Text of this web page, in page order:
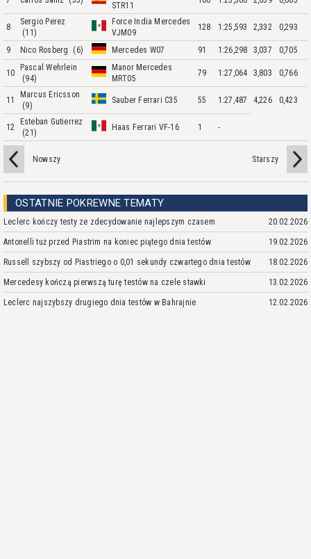
STR11
8
Sergio Perez
(11)
Force India Mercedes
VJM09
128 1:25,593 2,332 0,293
9 Nico Rosberg (6) Mercedes W07 91 1:26,298 3,037 0,705
10
Pascal Wehrlein
(94)
Manor Mercedes
MRT05
79 1:27,064 3,803 0,766
11
Marcus Ericsson
(9)
Sauber Ferrari C35 55 1:27,487 4,226 0,423
12
Esteban Gutierrez
(21)
Haas Ferrari VF-16 1 -
Nowszy Starszy
OSTATNIE POKREWNE TEMATY
Leclerc kończy testy ze zdecydowanie najlepszym czasem 20.02.2026
Antonelli tuż przed Piastrim na koniec piątego dnia testów 19.02.2026
Russell szybszy od Piastriego o 0,01 sekundy czwartego dnia testów 18.02.2026
Mercedesy kończą pierwszą turę testów na czele stawki 13.02.2026
Leclerc najszybszy drugiego dnia testów w Bahrajnie 12.02.2026